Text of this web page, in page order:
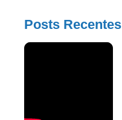
Posts Recentes